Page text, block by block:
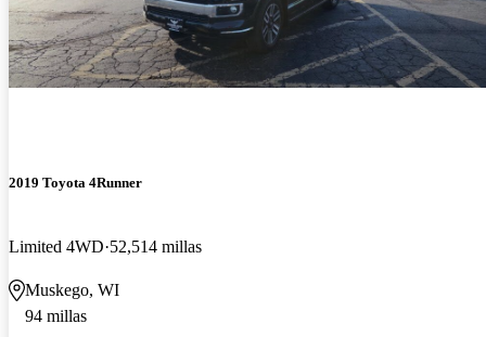
2019 Toyota 4Runner
Limited 4WD 52,514 millas
Muskego, WI
94 millas